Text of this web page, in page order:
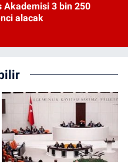
Akademisi 3 bin 250
alacak